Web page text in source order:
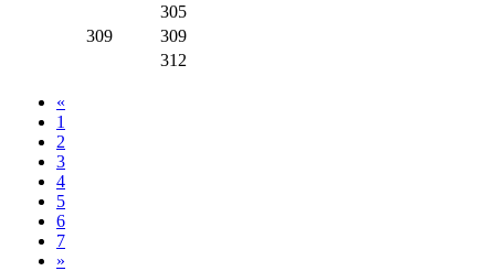
305
309
309
312
«
1
2
3
4
5
6
7
»